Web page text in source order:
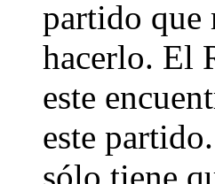
partido que
hacerlo. El
este
este
sólo tiene